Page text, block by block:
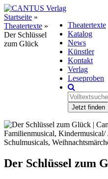
Theatertexte
Katalog
News
Künstler
Kontakt
Verlag
Leseproben
Jetzt finden
Startseite »
Theatertexte »
Der Schlüssel
zum Glück
Familienmusical, Kindermusical/
Schulmusicals,
Der Schlüssel zum